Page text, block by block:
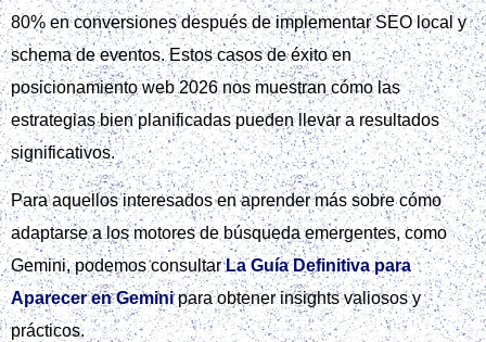
80% en conversiones después de implementar SEO local y
schema de eventos. Estos casos de éxito en
posicionamiento web 2026 nos muestran cómo las
estrategias bien planificadas pueden llevar a resultados
significativos.
Para aquellos interesados en aprender más sobre cómo
adaptarse a los motores de búsqueda emergentes, como
Gemini, podemos consultarLa Guía Definitiva para
Aparecer en Geminipara obtener insights valiosos y
prácticos.